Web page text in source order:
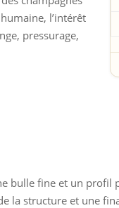
l’intérêt
pressurage,
bulle fine et un profil
la structure et une